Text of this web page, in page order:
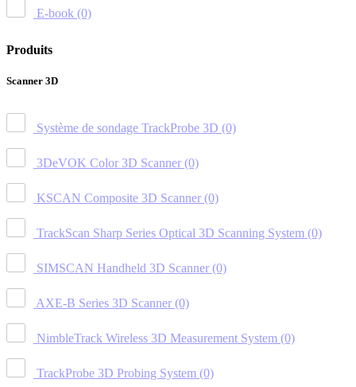
E-book (0)
Produits
Scanner 3D
Système de sondage TrackProbe 3D (0)
3DeVOK Color 3D Scanner (0)
KSCAN Composite 3D Scanner (0)
TrackScan Sharp Series Optical 3D Scanning System (0)
SIMSCAN Handheld 3D Scanner (0)
AXE-B Series 3D Scanner (0)
NimbleTrack Wireless 3D Measurement System (0)
TrackProbe 3D Probing System (0)